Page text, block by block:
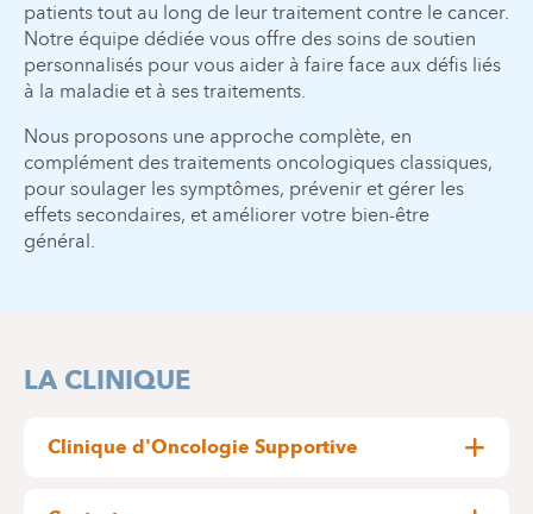
patients tout au long de leur traitement contre le cancer.
Notre équipe dédiée vous offre des soins de soutien
personnalisés pour vous aider à faire face aux défis liés
à la maladie et à ses traitements.
Nous proposons une approche complète, en
complément des traitements oncologiques classiques,
pour soulager les symptômes, prévenir et gérer les
effets secondaires, et améliorer votre bien-être
général.
LA CLINIQUE
Clinique d'Oncologie Supportive